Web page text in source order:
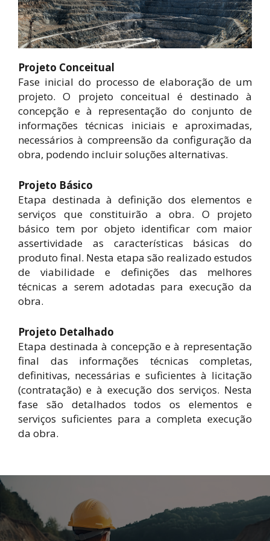
Projeto Conceitual
Fase inicial do processo de elaboração de um
projeto. O projeto conceitual é destinado à
concepção e à representação do conjunto de
informações técnicas iniciais e aproximadas,
necessários à compreensão da configuração da
obra, podendo incluir soluções alternativas.
Projeto Básico
Etapa destinada à definição dos elementos e
serviços que constituirão a obra. O projeto
básico tem por objeto identificar com maior
assertividade as características básicas do
produto final. Nesta etapa são realizado estudos
de viabilidade e definições das melhores
técnicas a serem adotadas para execução da
obra.
Projeto Detalhado
Etapa destinada à concepção e à representação
final das informações técnicas completas,
definitivas, necessárias e suficientes à licitação
(contratação) e à execução dos serviços. Nesta
fase são detalhados todos os elementos e
serviços suficientes para a completa execução
da obra.